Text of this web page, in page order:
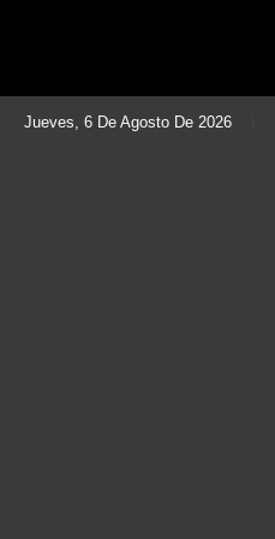
Jueves, 6 De Agosto De 2026